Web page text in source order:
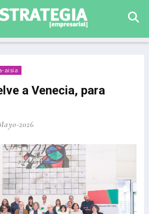
aisia
a Venecia, para
2026